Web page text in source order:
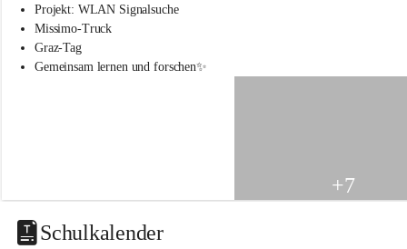
s
s
c
i
t
a
Projekt: WLAN Signalsuche
Missimo-Truck
Graz-Tag
Gemeinsam lernen und forschen✨
+7
Schulkalender